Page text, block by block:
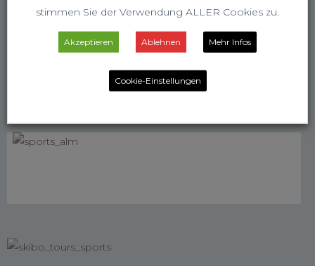
stimmen Sie der Verwendung ALLER Cookies zu.
Akzeptieren Ablehnen Mehr Infos
Cookie-Einstellungen